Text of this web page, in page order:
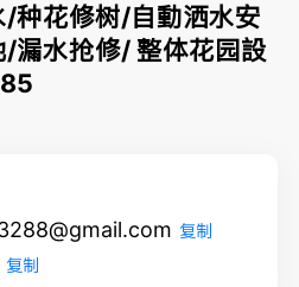
种花修树/自動洒水安
漏水抢修/ 整体花园設
复制
复制